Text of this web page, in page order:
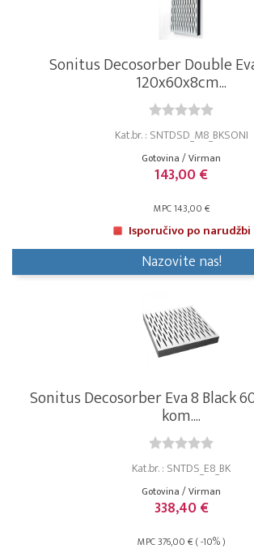
Sonitus Decosorber Double
120x60x8cm...
Kat.br. : SNTDSD_M8_BKSONI
Gotovina / Virman
143,00 €
MPC 143,00 €
Isporučivo po narudžbi
Nazovite nas!
Sonitus Decosorber Eva 8 Black
kom....
Kat.br. : SNTDS_E8_BK
Gotovina / Virman
338,40 €
MPC 376,00 € ( -10% )